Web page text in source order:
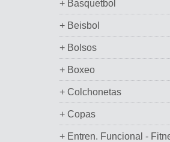
+ Basquetbol
+ Beisbol
+ Bolsos
+ Boxeo
+ Colchonetas
+ Copas
+ Entren. Funcional -